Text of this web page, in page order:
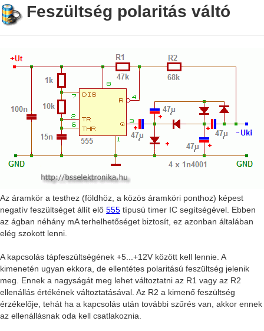
Feszültség polaritás váltó
Az áramkör a testhez (földhöz, a közös áramköri ponthoz) képest
negatív feszültséget állít elő 555 típusú timer IC segítségével. Ebben
az ágban néhány mA terhelhetőséget biztosít, ez azonban általában
elég szokott lenni.
A kapcsolás tápfeszültségének +5...+12V között kell lennie. A
kimenetén ugyan ekkora, de ellentétes polaritású feszültség jelenik
meg. Ennek a nagyságát meg lehet változtatni az R1 vagy az R2
ellenállás értékének változtatásával. Az R2 a kimenő feszültség
érzékelője, tehát ha a kapcsolás után további szűrés van, akkor ennek
az ellenállásnak oda kell csatlakoznia.